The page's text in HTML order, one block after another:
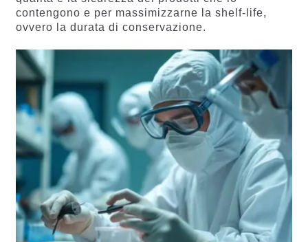
contengono e per massimizzarne la shelf-life,
ovvero la durata di conservazione.